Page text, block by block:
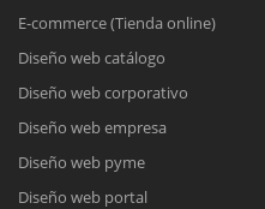
E-commerce (Tienda online)
Diseño web catálogo
Diseño web corporativo
Diseño web empresa
Diseño web pyme
Diseño web portal